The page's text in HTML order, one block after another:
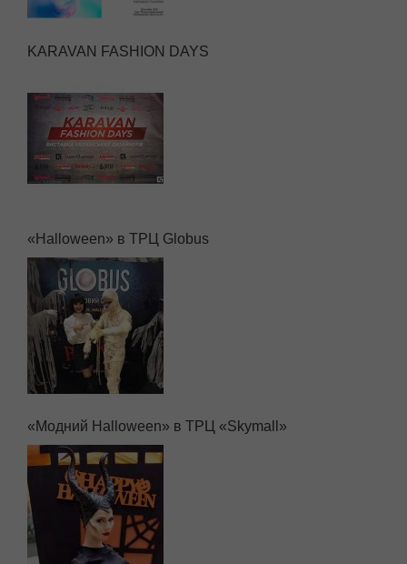
KARAVAN FASHION DAYS
«Halloween» в ТРЦ Globus
«Модний Halloween» в ТРЦ «Skymall»